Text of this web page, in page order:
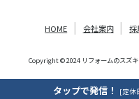
HOME 会社案内 採
Copyright © 2024 リフォームのスズ
タップで発信！ [定休